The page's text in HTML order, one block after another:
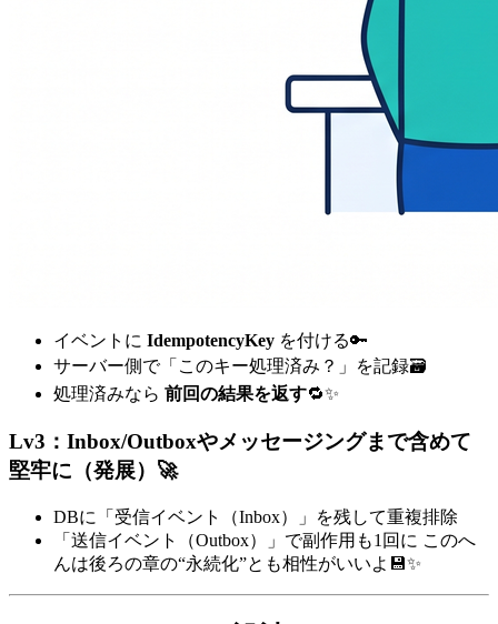
イベントに IdempotencyKey を付ける🔑
サーバー側で「このキー処理済み？」を記録🗃️
処理済みなら 前回の結果を返す🔁✨
Lv3：Inbox/Outboxやメッセージングまで含めて
堅牢に（発展）🚀
DBに「受信イベント（Inbox）」を残して重複排除
「送信イベント（Outbox）」で副作用も1回に このへ
んは後ろの章の“永続化”とも相性がいいよ💾✨